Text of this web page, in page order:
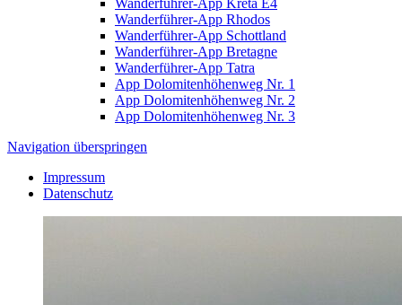
Wanderführer-App Kreta E4
Wanderführer-App Rhodos
Wanderführer-App Schottland
Wanderführer-App Bretagne
Wanderführer-App Tatra
App Dolomitenhöhenweg Nr. 1
App Dolomitenhöhenweg Nr. 2
App Dolomitenhöhenweg Nr. 3
Navigation überspringen
Impressum
Datenschutz